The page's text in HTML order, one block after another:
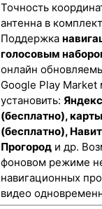
Точность
антенна в
Поддержка
голосовым
онлайн
Google Play
установить:
(бесплатно),
(бесплатно),
Прогород и др.
фоновом режиме
навигационных
видео